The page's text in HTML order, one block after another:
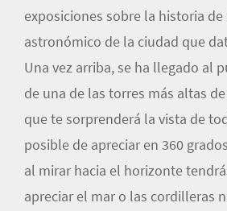
exposiciones sobre la historia
astronómico de la ciudad que
Una vez arriba, se ha llegado al
de una de las torres más altas
que te sorprenderá la vista de
posible de apreciar en 360
al mirar hacia el horizonte
apreciar el mar o las cordilleras